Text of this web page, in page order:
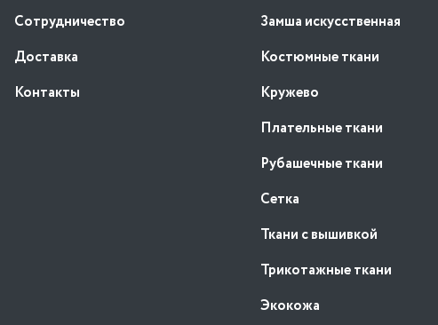
Сотрудничество
Доставка
Контакты
Замша искусственная
Костюмные ткани
Кружево
Плательные ткани
Рубашечные ткани
Сетка
Ткани с вышивкой
Трикотажные ткани
Экокожа